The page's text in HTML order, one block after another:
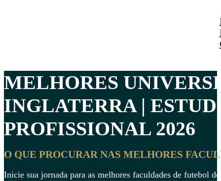
MELHORES
INGLATERRA |
PROFISSIONAL 2026
O QUE PROCURAR NAS MELHORES
Inicie sua jornada para as melhores faculdades de futebol